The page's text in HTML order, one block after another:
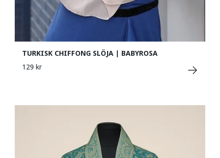
TURKISK CHIFFONG SLÖJA | BABYROSA
129 kr